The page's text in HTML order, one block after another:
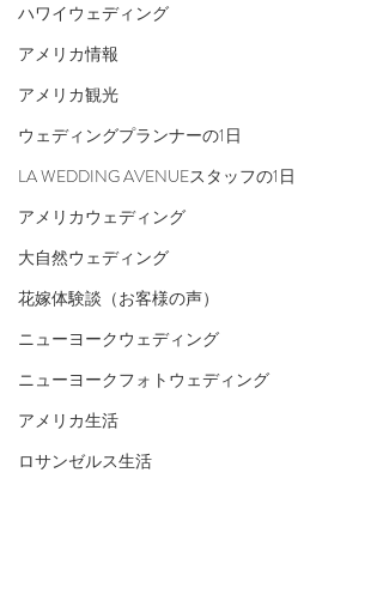
ハワイウェディング
アメリカ情報
アメリカ観光
ウェディングプランナーの1日
LA WEDDING AVENUEスタッフの1日
アメリカウェディング
大自然ウェディング
花嫁体験談（お客様の声）
ニューヨークウェディング
ニューヨークフォトウェディング
アメリカ生活
ロサンゼルス生活